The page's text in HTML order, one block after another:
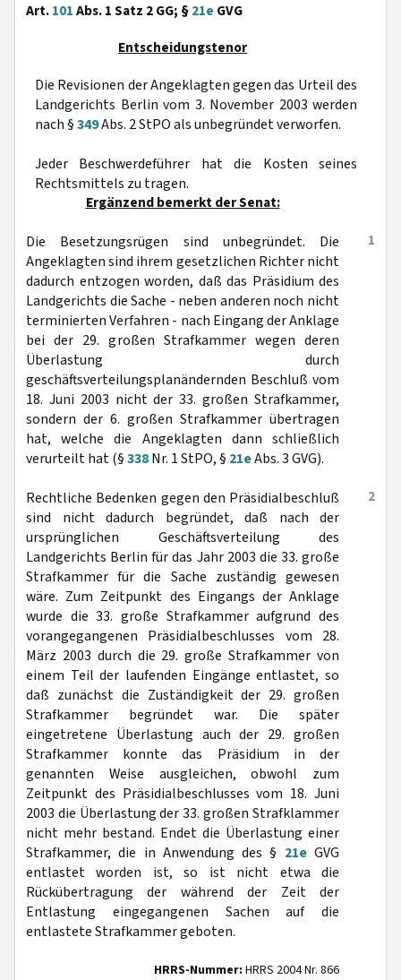
Art.101Abs. 1 Satz 2 GG; §21e GVG
Entscheidungstenor
Die Revisionen der Angeklagten gegen das Urteil des
Landgerichts Berlin vom 3. November 2003 werden
nach §349Abs. 2 StPO als unbegründet verworfen.
Jeder Beschwerdeführer hat die Kosten seines
Rechtsmittels zu tragen.
Ergänzend bemerkt der Senat:
1
Die Besetzungsrügen sind unbegründet. Die
Angeklagten sind ihrem gesetzlichen Richter nicht
dadurch entzogen worden, daß das Präsidium des
Landgerichts die Sache - neben anderen noch nicht
terminierten Verfahren - nach Eingang der Anklage
bei der 29. großen Strafkammer wegen deren
Überlastung durch
geschäftsverteilungsplanändernden Beschluß vom
18. Juni 2003 nicht der 33. großen Strafkammer,
sondern der 6. großen Strafkammer übertragen
hat, welche die Angeklagten dann schließlich
verurteilt hat (§338Nr. 1 StPO, § 21eAbs. 3 GVG).
2
Rechtliche Bedenken gegen den Präsidialbeschluß
sind nicht dadurch begründet, daß nach der
ursprünglichen Geschäftsverteilung des
Landgerichts Berlin für das Jahr 2003 die 33. große
Strafkammer für die Sache zuständig gewesen
wäre. Zum Zeitpunkt des Eingangs der Anklage
wurde die 33. große Strafkammer aufgrund des
vorangegangenen Präsidialbeschlusses vom 28.
März 2003 durch die 29. große Strafkammer von
einem Teil der laufenden Eingänge entlastet, so
daß zunächst die Zuständigkeit der 29. großen
Strafkammer begründet war. Die später
eingetretene Überlastung auch der 29. großen
Strafkammer konnte das Präsidium in der
genannten Weise ausgleichen, obwohl zum
Zeitpunkt des Präsidialbeschlusses vom 18. Juni
2003 die Überlastung der 33. großen Strafklammer
nicht mehr bestand. Endet die Überlastung einer
Strafkammer, die in Anwendung des § 21eGVG
entlastet worden ist, so ist nicht etwa die
Rückübertragung der während der Zeit der
Entlastung eingegangenen Sachen auf die
entlastete Strafkammer geboten.
HRRS-Nummer: HRRS 2004 Nr. 866